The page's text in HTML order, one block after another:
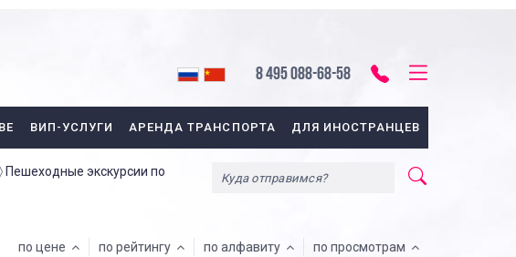
8 495 088-68-58
ВИП-УСЛУГИ АРЕНДА ТРАНСПОРТА ДЛЯ ИНОСТРАНЦЕВ
Пешеходные экскурсии по
по цене по рейтингу по алфавиту по просмотрам